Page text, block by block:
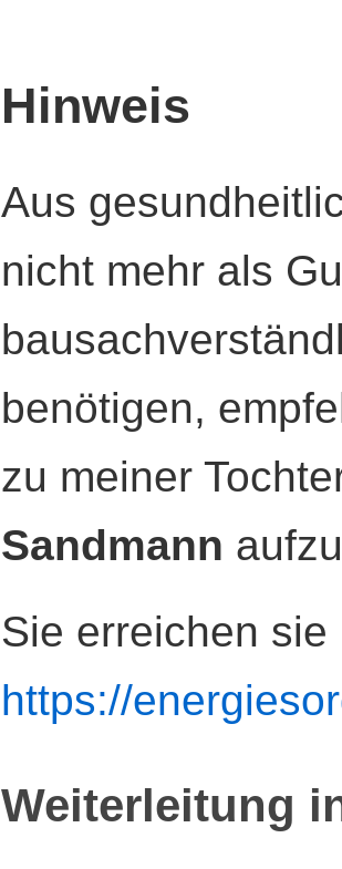
Hinweis
Aus
nicht mehr als
benötigen,
zu meiner
Sandmann
Sie erreichen sie
https://
Weiterleitung